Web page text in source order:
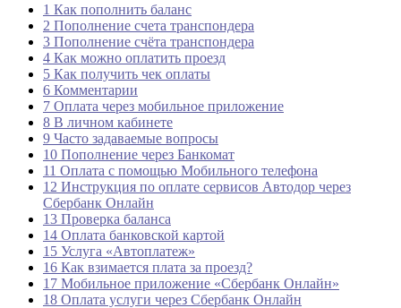
1 Как пополнить баланс
2 Пополнение счета транспондера
3 Пополнение счёта транспондера
4 Как можно оплатить проезд
5 Как получить чек оплаты
6 Комментарии
7 Оплата через мобильное приложение
8 В личном кабинете
9 Часто задаваемые вопросы
10 Пополнение через Банкомат
11 Оплата с помощью Мобильного телефона
12 Инструкция по оплате сервисов Автодор через
Сбербанк Онлайн
13 Проверка баланса
14 Оплата банковской картой
15 Услуга «Автоплатеж»
16 Как взимается плата за проезд?
17 Мобильное приложение «Сбербанк Онлайн»
18 Оплата услуги через Сбербанк Онлайн